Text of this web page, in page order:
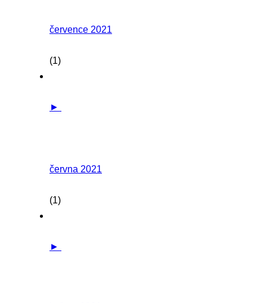
července 2021
(1)
►
června 2021
(1)
►